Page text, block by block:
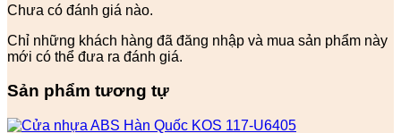
Chưa có đánh giá nào.
Chỉ những khách hàng đã đăng nhập và mua sản phẩm này
mới có thể đưa ra đánh giá.
Sản phẩm tương tự